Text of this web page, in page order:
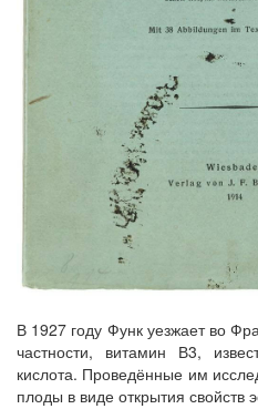
В 1927 году Функ уезжает во
частности, витамин В3,
кислота. Проведённые им
плоды в виде открытия свойств